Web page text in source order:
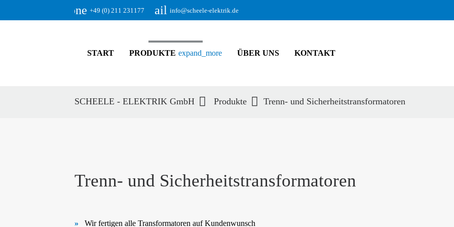
phone +49 (0) 211 231177email info@scheele-elektrik.de
START PRODUKTE expand_more ÜBER UNS KONTAKT
SCHEELE - ELEKTRIK GmbH Produkte Trenn- und Sicherheitstransformatoren
Trenn- und Sicherheitstransformatoren
Wir fertigen alle Transformatoren auf Kundenwunsch